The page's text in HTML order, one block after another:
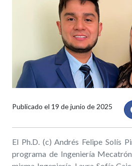
Publicado el 19 de junio de 2025
El Ph.D. (c) Andrés Felipe Solís
programa de Ingeniería